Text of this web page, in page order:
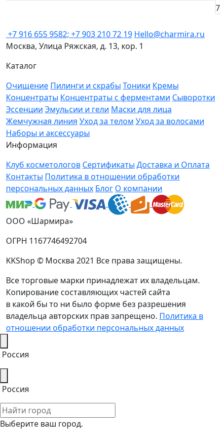
+7 916 655 9582; +7 903 210 72 19 Hello@charmira.ru
Москва, Улица Ряжская, д. 13, кор. 1
Каталог
Очищение Пилинги и скрабы Тоники Кремы
Концентраты Концентраты с ферментами Сыворотки
Эссенции Эмульсии и гели Маски для лица
Жемчужная линия Уход за телом Уход за волосами
Наборы и аксессуары
Информация
Клуб косметологов Сертификаты Доставка и Оплата
Контакты Политика в отношении обработки
персональных данных Блог О компании
ООО «Шармира»
ОГРН 1167746492704
KKShop © Москва 2021 Все права защищены.
Все торговые марки принадлежат их владельцам.
Копирование составляющих частей сайта
в какой бы то ни было форме без разрешения
владельца авторских прав запрещено. Политика в
отношении обработки персональных данных
Россия
Россия
Выберите ваш город.